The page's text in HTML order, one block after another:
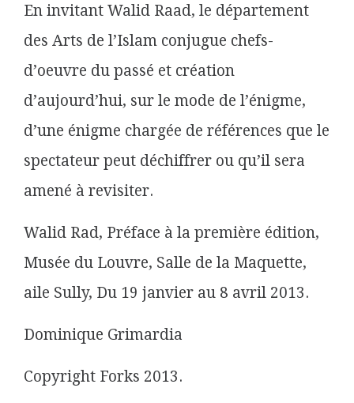
En invitant Walid Raad, le département
des Arts de l’Islam conjugue chefs-
d’oeuvre du passé et création
d’aujourd’hui, sur le mode de l’énigme,
d’une énigme chargée de références que le
spectateur peut déchiffrer ou qu’il sera
amené à revisiter.
Walid Rad, Préface à la première édition,
Musée du Louvre, Salle de la Maquette,
aile Sully, Du 19 janvier au 8 avril 2013.
Dominique Grimardia
Copyright Forks 2013.